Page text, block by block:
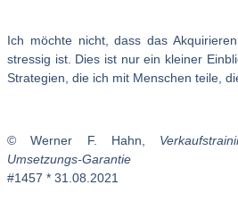
Ich möchte nicht, dass das
stressig ist. Dies ist nur ein kleiner
Strategien, die ich mit Menschen teile,
© Werner F. Hahn,
Umsetzungs-Garantie
#1457 * 31.08.2021